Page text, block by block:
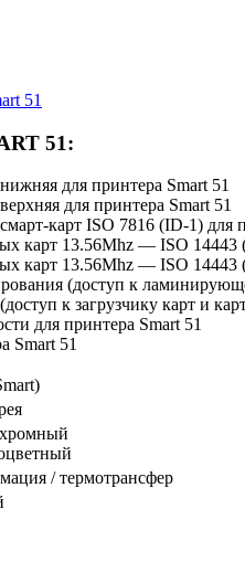
51
51:
для принтера Smart 51
для принтера Smart 51
карт ISO 7816 (ID-1) для
карт 13.56Mhz — ISO
карт 13.56Mhz — ISO
(доступ к
к загрузчику карт и
для принтера Smart 51
Smart 51
/ термотрансфер